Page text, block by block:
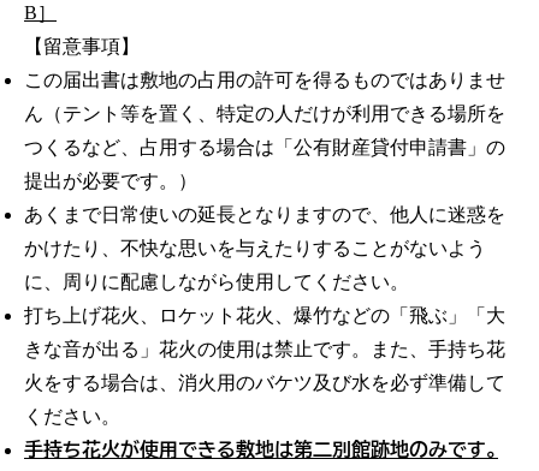
B］
【留意事項】
この届出書は敷地の占用の許可を得るものではありませ
ん（テント等を置く、特定の人だけが利用できる場所を
つくるなど、占用する場合は「公有財産貸付申請書」の
提出が必要です。）
あくまで日常使いの延長となりますので、他人に迷惑を
かけたり、不快な思いを与えたりすることがないよう
に、周りに配慮しながら使用してください。
打ち上げ花火、ロケット花火、爆竹などの「飛ぶ」「大
きな音が出る」花火の使用は禁止です。また、手持ち花
火をする場合は、消火用のバケツ及び水を必ず準備して
ください。
手持ち花火が使用できる敷地は第二別館跡地のみです。